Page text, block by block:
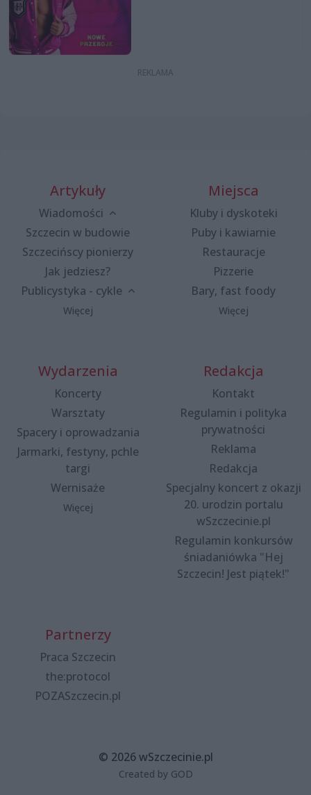
Artykuły
Wiadomości
Szczecin w budowie
Szczecińscy pionierzy
Jak jedziesz?
Publicystyka - cykle
Więcej
Miejsca
Kluby i dyskoteki
Puby i kawiarnie
Restauracje
Pizzerie
Bary, fast foody
Więcej
Wydarzenia
Koncerty
Warsztaty
Spacery i oprowadzania
Jarmarki, festyny, pchle
targi
Wernisaże
Więcej
Redakcja
Kontakt
Regulamin i polityka
prywatności
Reklama
Redakcja
Specjalny koncert z okazji
20. urodzin portalu
wSzczecinie.pl
Regulamin konkursów
śniadaniówka "Hej
Szczecin! Jest piątek!"
Partnerzy
Praca Szczecin
the:protocol
POZASzczecin.pl
© 2026 wSzczecinie.pl
Created by GOD